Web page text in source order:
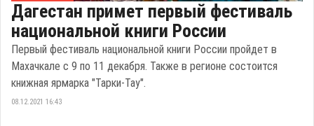
Дагестан примет первый фестиваль
национальной книги России
Первый фестиваль национальной книги России пройдет в
Махачкале с 9 по 11 декабря. Также в регионе состоится
книжная ярмарка "Тарки-Тау".
08.12.2021 16:43